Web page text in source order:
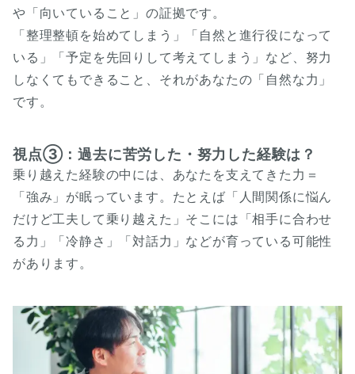
や「向いていること」の証拠です。
「整理整頓を始めてしまう」「自然と進行役になって
いる」「予定を先回りして考えてしまう」など、努力
しなくてもできること、それがあなたの「自然な力」
です。
視点③：過去に苦労した・努力した経験は？
乗り越えた経験の中には、あなたを支えてきた力＝
「強み」が眠っています。たとえば「人間関係に悩ん
だけど工夫して乗り越えた」そこには「相手に合わせ
る力」「冷静さ」「対話力」などが育っている可能性
があります。